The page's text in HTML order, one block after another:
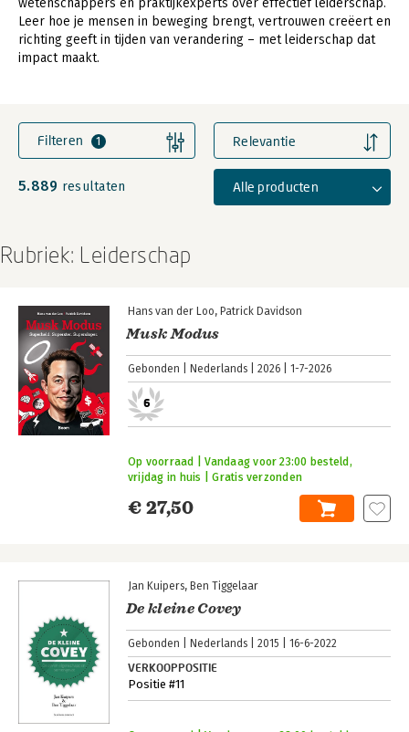
wetenschappers en praktijkexperts over effectief leiderschap.
Leer hoe je mensen in beweging brengt, vertrouwen creëert en
richting geeft in tijden van verandering – met leiderschap dat
impact maakt.
Filteren 1 Relevantie
5.889 resultaten Alle producten
Rubriek: Leiderschap
Hans van der Loo Patrick Davidson
Musk Modus
Gebonden Nederlands 2026 1-7-2026
6
€ 27,50
Op voorraad | Vandaag voor 23:00 besteld,
vrijdag in huis | Gratis verzonden
Jan Kuipers Ben Tiggelaar
De kleine Covey
Gebonden Nederlands 2015 16-6-2022
VERKOOPPOSITIE
Positie #11